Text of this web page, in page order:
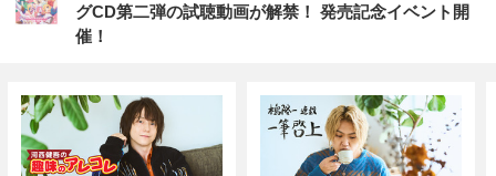
グCD第二弾の試聴動画が解禁！ 発売記念イベント開
催！